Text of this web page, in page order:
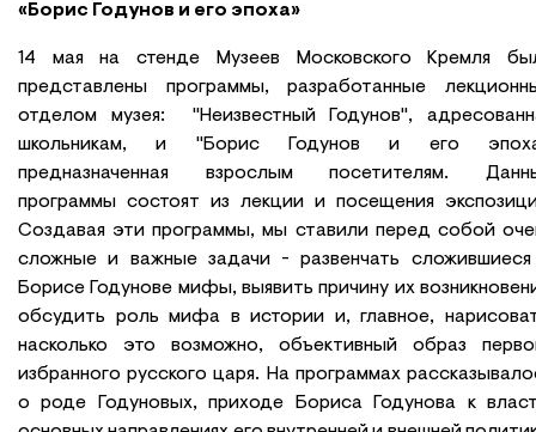
«Борис Годунов и его эпоха»
14 мая на стенде Музеев Московского Кремля
представлены программы, разработанные
отделом музея: "Неизвестный Годунов",
школьникам, и "Борис Годунов и его
предназначенная взрослым посетителям.
программы состоят из лекции и посещения
Создавая эти программы, мы ставили перед собой
сложные и важные задачи - развенчать
Борисе Годунове мифы, выявить причину их
обсудить роль мифа в истории и, главное,
насколько это возможно, объективный образ
избранного русского царя. На программах
о роде Годуновых, приходе Бориса Годунова к